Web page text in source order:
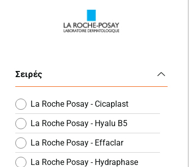
Σειρές
La Roche Posay - Cicaplast
La Roche Posay - Hyalu B5
La Roche Posay - Effaclar
La Roche Posay - Hydraphase